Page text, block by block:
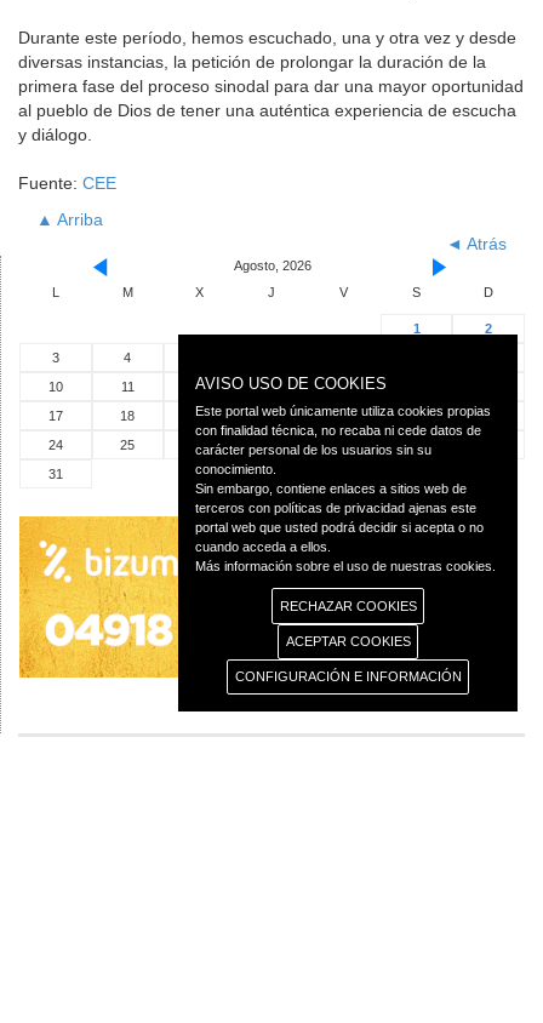
Durante este período, hemos escuchado, una y otra vez y desde
diversas instancias, la petición de prolongar la duración de la
primera fase del proceso sinodal para dar una mayor oportunidad
al pueblo de Dios de tener una auténtica experiencia de escucha
y diálogo.
Fuente: CEE
▲ Arriba
◄ Atrás
Agosto, 2026
L
M X J V S D
1
2
3
4
10
11 12 13 14
17
18 19 20 21 22
23
24
25 26 27 28 29
31
AVISO USO DE COOKIES
Este portal web únicamente utiliza cookies propias
con finalidad técnica, no recaba ni cede datos de
carácter personal de los usuarios sin su
conocimiento.
Sin embargo, contiene enlaces a sitios web de
terceros con políticas de privacidad ajenas este
portal web que usted podrá decidir si acepta o no
cuando acceda a ellos.
Más información sobre el uso de nuestras cookies.
RECHAZAR COOKIES
ACEPTAR COOKIES
CONFIGURACIÓN E INFORMACIÓN